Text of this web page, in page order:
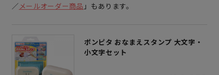
／ メールオーダー商品 」もあります。
ポンピタ おなまえスタンプ 大文字・
小文字セット